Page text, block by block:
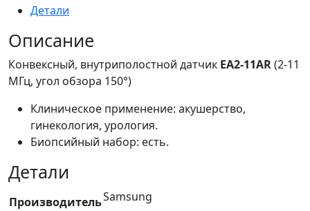
Детали
Описание
Конвексный, внутриполостной датчик EA2-11AR(2-11
МГц, угол обзора 150°)
Клиническое применение: акушерство,
гинекология, урология.
Биопсийный набор: есть.
Детали
ПроизводительSamsung